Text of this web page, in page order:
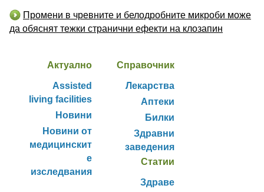
Промени в чревните и белодробните микроби може
да обяснят тежки странични ефекти на клозапин
Актуално
Assisted
living facilities
Новини
Новини от
медицинскит
е
изследвания
Справочник
Лекарства
Аптеки
Билки
Здравни
заведения
Статии
Здраве